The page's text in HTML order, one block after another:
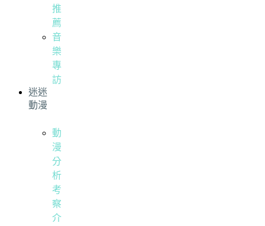
推
薦
音
樂
專
訪
迷迷
動漫
動
漫
分
析
考
察
介